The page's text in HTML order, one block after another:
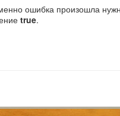
ошибка произошла
true.